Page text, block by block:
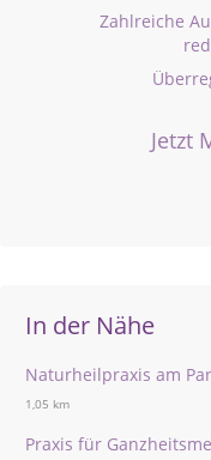
Zahlreiche
Jetzt
In der Nähe
Naturheilpraxis am
1,05 km
Praxis für